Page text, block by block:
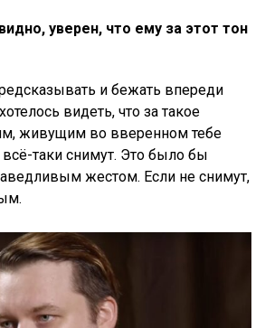
уверен, что ему за этот тон
и бежать впереди
видеть, что за такое
живущим во вверенном тебе
таки снимут. Это было бы
жестом. Если не снимут,